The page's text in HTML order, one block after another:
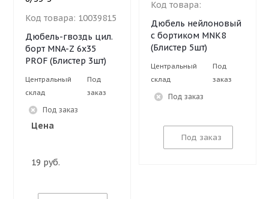
Код товара: 10039815
Дюбель-гвоздь цил.
борт MNA-Z 6х35
PROF (Блистер 3шт)
Центральный
склад
Под
заказ
Под заказ
Цена
19 руб.
Код товара:
Дюбель нейлоновый
с бортиком MNK8
(Блистер 5шт)
Центральный
склад
Под
заказ
Под заказ
Под заказ